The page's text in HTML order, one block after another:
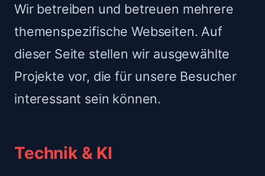
Wir betreiben und betreuen mehrere
themenspezifische Webseiten. Auf
dieser Seite stellen wir ausgewählte
Projekte vor, die für unsere Besucher
interessant sein können.
Technik & KI